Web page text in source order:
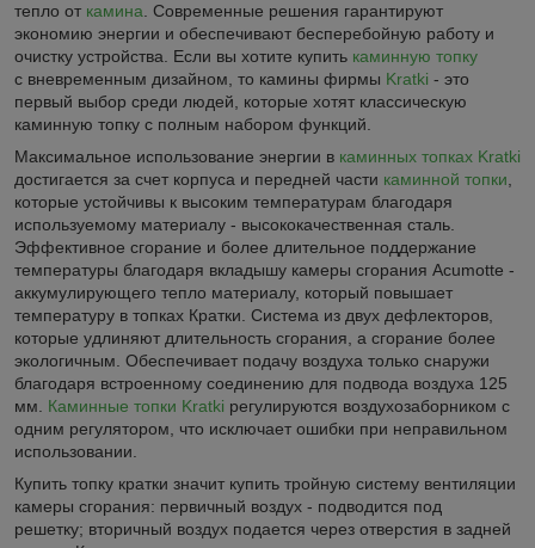
тепло от камина. Современные решения гарантируют
экономию энергии и обеспечивают бесперебойную работу и
очистку устройства. Если вы хотите купить каминную топку
с вневременным дизайном, то камины фирмы Kratki - это
первый выбор среди людей, которые хотят классическую
каминную топку с полным набором функций.
Максимальное использование энергии в каминных топках Kratki
достигается за счет корпуса и передней части каминной топки,
которые устойчивы к высоким температурам благодаря
используемому материалу - высококачественная сталь.
Эффективное сгорание и более длительное поддержание
температуры благодаря вкладышу камеры сгорания Acumotte -
аккумулирующего тепло материалу, который повышает
температуру в топках Кратки. Система из двух дефлекторов,
которые удлиняют длительность сгорания, а сгорание более
экологичным. Обеспечивает подачу воздуха только снаружи
благодаря встроенному соединению для подвода воздуха 125
мм. Каминные топки Kratki регулируются воздухозаборником с
одним регулятором, что исключает ошибки при неправильном
использовании.
Купить топку кратки значит купить тройную систему вентиляции
камеры сгорания: первичный воздух - подводится под
решетку; вторичный воздух подается через отверстия в задней